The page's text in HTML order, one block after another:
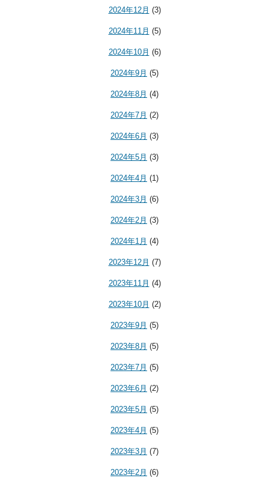
2024年12月 (3)
2024年11月 (5)
2024年10月 (6)
2024年9月 (5)
2024年8月 (4)
2024年7月 (2)
2024年6月 (3)
2024年5月 (3)
2024年4月 (1)
2024年3月 (6)
2024年2月 (3)
2024年1月 (4)
2023年12月 (7)
2023年11月 (4)
2023年10月 (2)
2023年9月 (5)
2023年8月 (5)
2023年7月 (5)
2023年6月 (2)
2023年5月 (5)
2023年4月 (5)
2023年3月 (7)
2023年2月 (6)